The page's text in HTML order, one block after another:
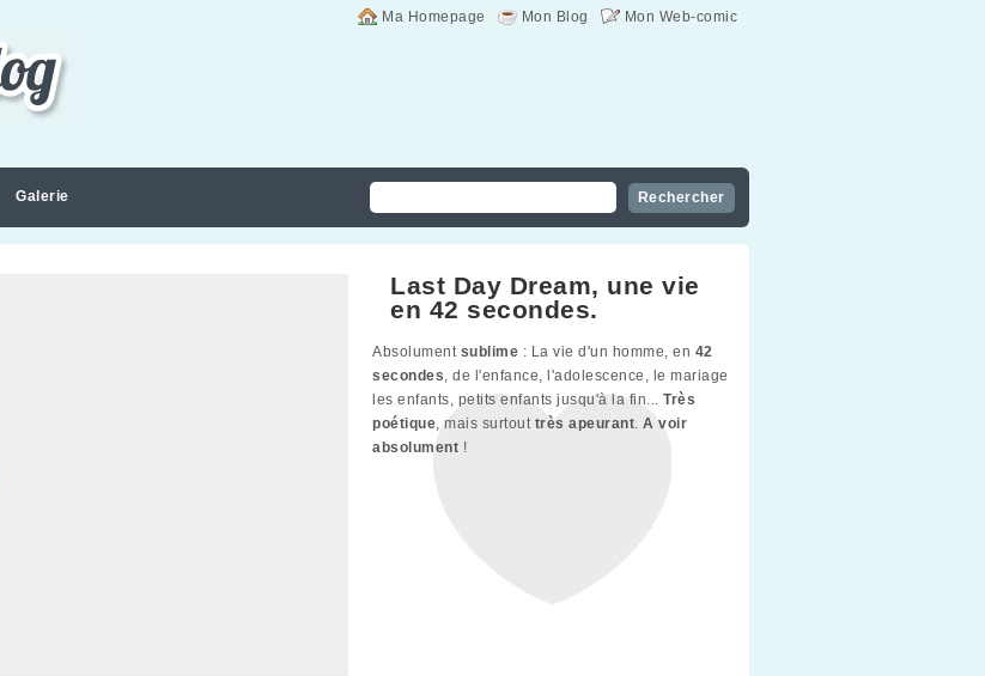
Mon Web-comic
Mon Blog
Ma Homepage
Galerie
Last Day Dream, une vie
en 42 secondes.
Absolument sublime : La vie d'un homme, en 42
secondes, de l'enfance, l'adolescence, le mariage
les enfants, petits enfants jusqu'à la fin... Très
poétique, mais surtout très apeurant. A voir
absolument !